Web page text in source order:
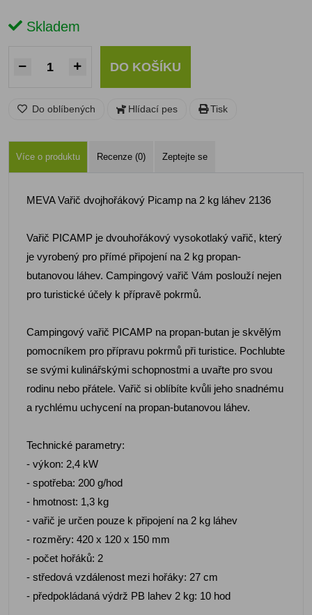
Skladem
DO KOŠÍKU
Do oblíbených Hlídací pes Tisk
Více o produktu Recenze (0) Zeptejte se
MEVA Vařič dvojhořákový Picamp na 2 kg láhev 2136
Vařič PICAMP je dvouhořákový vysokotlaký vařič, který
je vyrobený pro přímé připojení na 2 kg propan-
butanovou láhev. Campingový vařič Vám poslouží nejen
pro turistické účely k přípravě pokrmů.
Campingový vařič PICAMP na propan-butan je skvělým
pomocníkem pro přípravu pokrmů při turistice. Pochlubte
se svými kulinářskými schopnostmi a uvařte pro svou
rodinu nebo přátele. Vařič si oblíbíte kvůli jeho snadnému
a rychlému uchycení na propan-butanovou láhev.
Technické parametry:
- výkon: 2,4 kW
- spotřeba: 200 g/hod
- hmotnost: 1,3 kg
- vařič je určen pouze k připojení na 2 kg láhev
- rozměry: 420 x 120 x 150 mm
- počet hořáků: 2
- středová vzdálenost mezi hořáky: 27 cm
- předpokládaná výdrž PB lahev 2 kg: 10 hod